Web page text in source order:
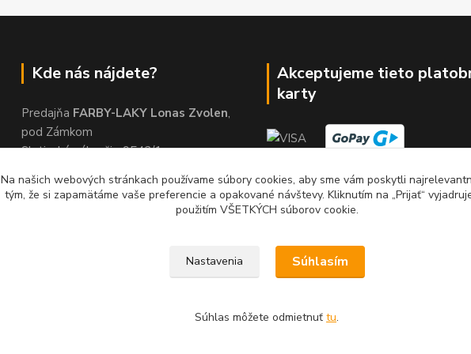
Kde nás nájdete?
Predajňa FARBY-LAKY Lonas Zvolen,
pod Zámkom
Slatinské nábrežie 9542/1
Akceptujeme tieto
karty
Na našich webových stránkach používame súbory cookies, aby sme vám poskytli
tým, že si zapamätáme vaše preferencie a opakované návštevy. Kliknutím na „Prijať“
použitím VŠETKÝCH súborov cookie.
Nastavenia Súhlasím
Súhlas môžete odmietnuť tu.